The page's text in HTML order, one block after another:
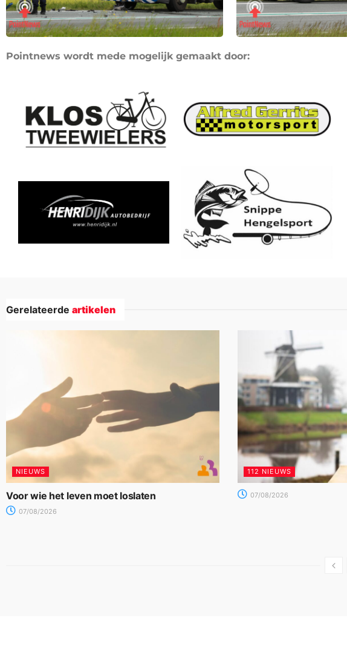
Pointnews wordt mede mogelijk gemaakt door:
Gerelateerde artikelen
NIEUWS
Voor wie het leven moet loslaten
07/08/2026
112 NIEUWS
07/08/2026